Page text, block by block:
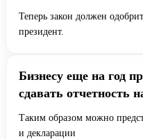
Теперь закон должен
президент.
Бизнесу еще на год
сдавать отчетность
Таким образом можно
и декларации